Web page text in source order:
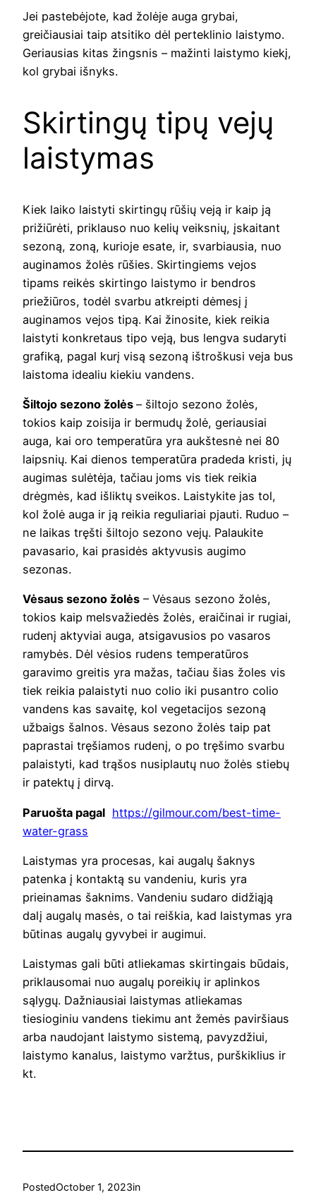
Jei pastebėjote, kad žolėje auga grybai,
greičiausiai taip atsitiko dėl perteklinio laistymo.
Geriausias kitas žingsnis – mažinti laistymo kiekį,
kol grybai išnyks.
Skirtingų tipų vejų
laistymas
Kiek laiko laistyti skirtingų rūšių veją ir kaip ją
prižiūrėti, priklauso nuo kelių veiksnių, įskaitant
sezoną, zoną, kurioje esate, ir, svarbiausia, nuo
auginamos žolės rūšies. Skirtingiems vejos
tipams reikės skirtingo laistymo ir bendros
priežiūros, todėl svarbu atkreipti dėmesį į
auginamos vejos tipą. Kai žinosite, kiek reikia
laistyti konkretaus tipo veją, bus lengva sudaryti
grafiką, pagal kurį visą sezoną ištroškusi veja bus
laistoma idealiu kiekiu vandens.
Šiltojo sezono žolės – šiltojo sezono žolės,
tokios kaip zoisija ir bermudų žolė, geriausiai
auga, kai oro temperatūra yra aukštesnė nei 80
laipsnių. Kai dienos temperatūra pradeda kristi, jų
augimas sulėtėja, tačiau joms vis tiek reikia
drėgmės, kad išliktų sveikos. Laistykite jas tol,
kol žolė auga ir ją reikia reguliariai pjauti. Ruduo –
ne laikas tręšti šiltojo sezono vejų. Palaukite
pavasario, kai prasidės aktyvusis augimo
sezonas.
Vėsaus sezono žolės – Vėsaus sezono žolės,
tokios kaip melsvažiedės žolės, eraičinai ir rugiai,
rudenį aktyviai auga, atsigavusios po vasaros
ramybės. Dėl vėsios rudens temperatūros
garavimo greitis yra mažas, tačiau šias žoles vis
tiek reikia palaistyti nuo colio iki pusantro colio
vandens kas savaitę, kol vegetacijos sezoną
užbaigs šalnos. Vėsaus sezono žolės taip pat
paprastai tręšiamos rudenį, o po tręšimo svarbu
palaistyti, kad trąšos nusiplautų nuo žolės stiebų
ir patektų į dirvą.
Paruošta pagal https://gilmour.com/best-time-
water-grass
Laistymas yra procesas, kai augalų šaknys
patenka į kontaktą su vandeniu, kuris yra
prieinamas šaknims. Vandeniu sudaro didžiąją
dalį augalų masės, o tai reiškia, kad laistymas yra
būtinas augalų gyvybei ir augimui.
Laistymas gali būti atliekamas skirtingais būdais,
priklausomai nuo augalų poreikių ir aplinkos
sąlygų. Dažniausiai laistymas atliekamas
tiesioginiu vandens tiekimu ant žemės paviršiaus
arba naudojant laistymo sistemą, pavyzdžiui,
laistymo kanalus, laistymo varžtus, purškiklius ir
kt.
PostedOctober 1, 2023in